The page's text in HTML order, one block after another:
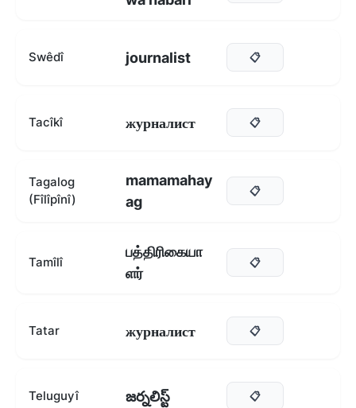
Swêdî journalist 📋
Tacîkî журналист 📋
Tagalog
(Fîlîpînî)
mamamahay
ag
📋
Tamîlî
பத்திரிகையா
ளர்
📋
Tatar журналист 📋
Teluguyî జర్నలిస్ట్ 📋